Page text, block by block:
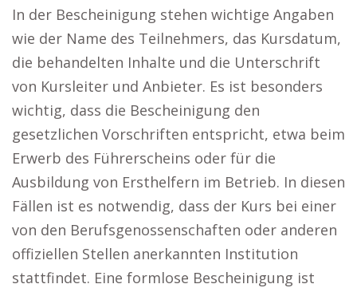
In der Bescheinigung stehen wichtige Angaben
wie der Name des Teilnehmers, das Kursdatum,
die behandelten Inhalte und die Unterschrift
von Kursleiter und Anbieter. Es ist besonders
wichtig, dass die Bescheinigung den
gesetzlichen Vorschriften entspricht, etwa beim
Erwerb des Führerscheins oder für die
Ausbildung von Ersthelfern im Betrieb. In diesen
Fällen ist es notwendig, dass der Kurs bei einer
von den Berufsgenossenschaften oder anderen
offiziellen Stellen anerkannten Institution
stattfindet. Eine formlose Bescheinigung ist